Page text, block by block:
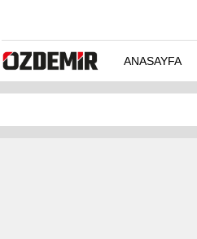
ANASAYFA